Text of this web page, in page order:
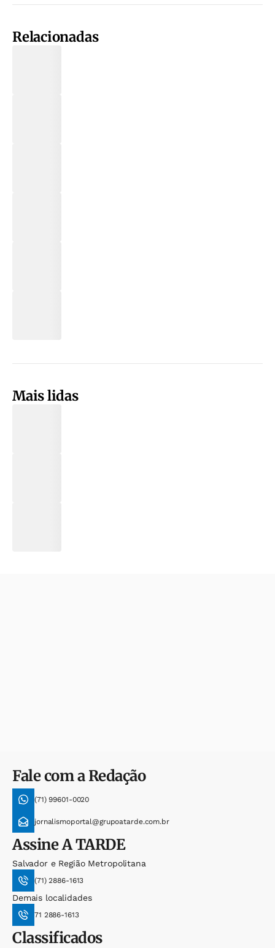
Relacionadas
Mais lidas
Fale com a Redação
(71) 99601-0020
jornalismoportal@grupoatarde.com.br
AssineA TARDE
Salvador e Região Metropolitana
(71) 2886-1613
Demais localidades
71 2886-1613
Classificados